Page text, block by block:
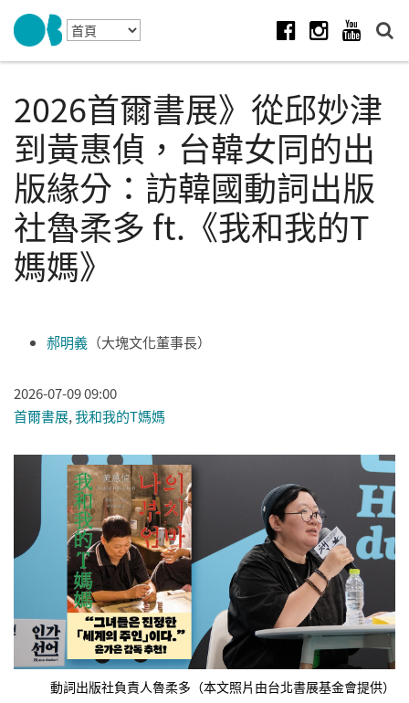
Skip to navigation
移至主內容
2026首爾書展》從邱妙津
到黃惠偵，台韓女同的出
版緣分：訪韓國動詞出版
社魯柔多 ft.《我和我的T
媽媽》
郝明義 （大塊文化董事長）
2026-07-09 09:00
首爾書展,我和我的T媽媽
動詞出版社負責人魯柔多（本文照片由台北書展基金會提供）